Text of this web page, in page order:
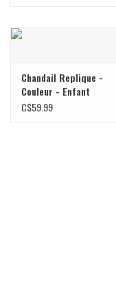
Chandail Replique -
Couleur - Enfant
C$59.99